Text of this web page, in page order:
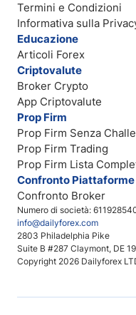
Numero di società:
info@dailyforex.com
2803 Philadelphia Pike
Suite B #287 Claymont, DE
Copyright 2026 Dailyforex
Termini e Condizioni
Informativa sulla
Educazione
Articoli Forex
Criptovalute
Broker Crypto
App Criptovalute
Prop Firm
Prop Firm Senza
Prop Firm Trading
Prop Firm Lista
Confronto
Confronto Broker